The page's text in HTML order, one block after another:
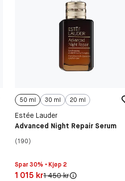
50 ml 30 ml 20 ml
Estée Lauder
Advanced Night Repair Serum
(190)
Spar 30% • Kjøp 2
Pris: 1 015 kr
1 015 krOriginal pris:
1 450 kr